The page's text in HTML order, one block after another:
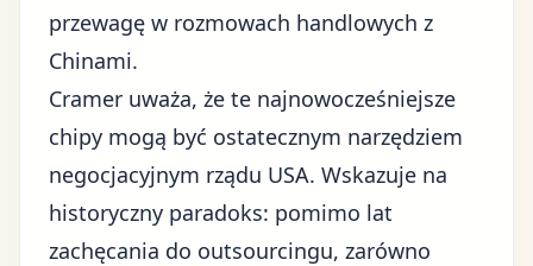
przewagę w rozmowach handlowych z
Chinami.
Cramer uważa, że te najnowocześniejsze
chipy mogą być ostatecznym narzędziem
negocjacyjnym rządu USA. Wskazuje na
historyczny paradoks: pomimo lat
zachęcania do outsourcingu, zarówno